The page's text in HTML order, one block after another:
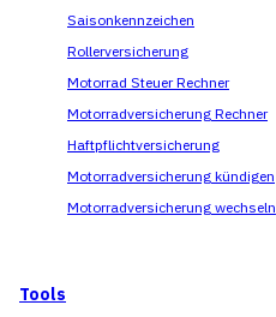
Saisonkennzeichen
Rollerversicherung
Motorrad Steuer Rechner
Motorradversicherung Rechner
Haftpflichtversicherung
Motorradversicherung kündigen
Motorradversicherung wechseln
Tools